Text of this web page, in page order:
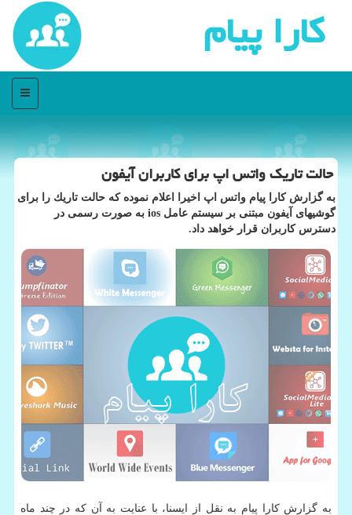
كارا پیام
منو
حالت تاریك واتس اپ برای كاربران آیفون
به گزارش كارا پیام واتس اپ اخیرا اعلام نموده كه حالت تاریك را برای
گوشیهای آیفون مبتنی بر سیستم عامل ios به صورت رسمی در
دسترس كاربران قرار خواهد داد.
به گزارش كارا پیام به نقل از ایسنا، با عنایت به آن كه در چند ماه